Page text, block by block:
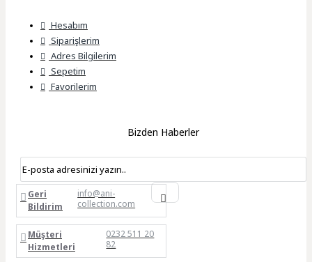
Hesabım
Siparişlerim
Adres Bilgilerim
Sepetim
Favorilerim
Bizden Haberler
Geri
Bildirim
info@ani-
collection.com
Müşteri
Hizmetleri
0232 511 20
82